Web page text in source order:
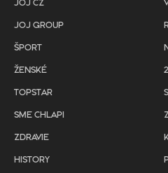
JOJ CZ
JOJ GROUP
ŠPORT
ŽENSKÉ
TOPSTAR
SME CHLAPI
ZDRAVIE
HISTORY